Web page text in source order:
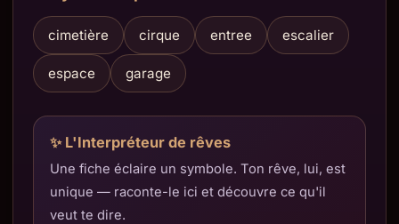
cimetière cirque entree escalier
espace garage
✨ L'Interpréteur de rêves
Une fiche éclaire un symbole. Ton rêve, lui, est
unique — raconte-le ici et découvre ce qu'il
veut te dire.